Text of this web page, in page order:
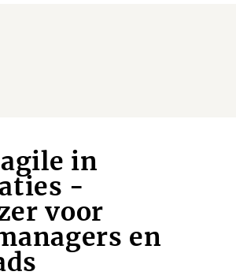
in
-
voor
en